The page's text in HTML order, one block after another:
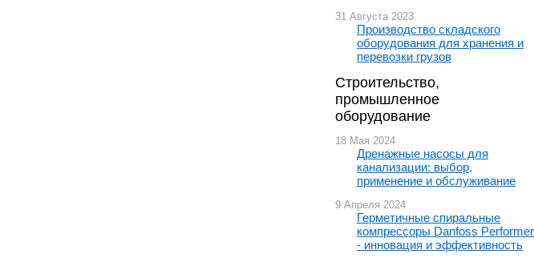
31 Августа 2023
Производство складского
оборудования для хранения и
перевозки грузов
Строительство,
промышленное
оборудование
18 Мая 2024
Дренажные насосы для
канализации: выбор,
применение и обслуживание
9 Апреля 2024
Герметичные спиральные
компрессоры Danfoss Performer
- инновация и эффективность